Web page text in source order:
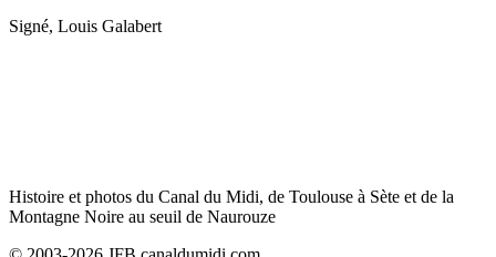
Signé, Louis Galabert
Histoire et photos du Canal du Midi, de Toulouse à Sète et de la
Montagne Noire au seuil de Naurouze